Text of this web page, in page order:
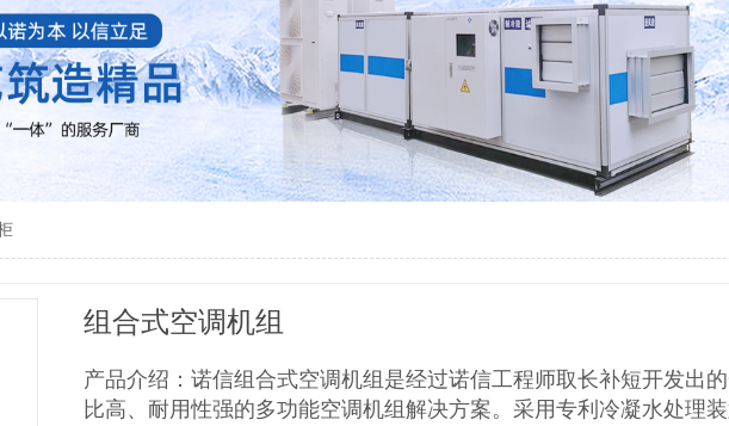
组合式空调机组
产品介绍：诺信组合式空调机组是经过诺信工程师取长补短开发出
比高、耐用性强的多功能空调机组解决方案。采用专利冷凝水处理